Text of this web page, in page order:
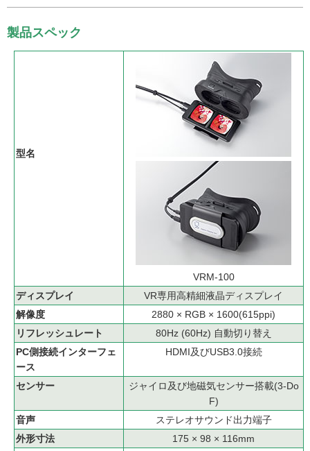
製品スペック
型名
VRM-100
ディスプレイ
VR専用高精細液晶ディスプレイ
解像度
2880 × RGB × 1600(615ppi)
リフレッシュレート
80Hz (60Hz) 自動切り替え
PC側接続インターフェ
ース
HDMI及びUSB3.0接続
センサー
ジャイロ及び地磁気センサー搭載(3-Do
F)
音声
ステレオサウンド出力端子
外形寸法
175 × 98 × 116mm